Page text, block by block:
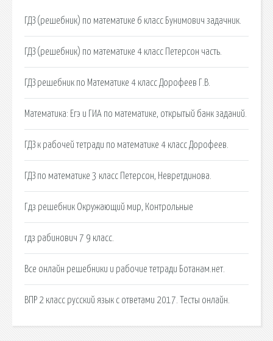
ГДЗ (решебник) по математике 6 класс Бунимович задачник.
ГДЗ (решебник) по математике 4 класс Петерсон часть.
ГДЗ решебник по Математике 4 класс Дорофеев Г.В.
Математика: Егэ и ГИА по математике, открытый банк заданий.
ГДЗ к рабочей тетради по математике 4 класс Дорофеев.
ГДЗ по математике 3 класс Петерсон, Невретдинова.
Гдз решебник Окружающий мир, Контрольные
гдз рабинович 7 9 класс.
Все онлайн решебники и рабочие тетради Ботанам.нет.
ВПР 2 класс русский язык с ответами 2017. Тесты онлайн.